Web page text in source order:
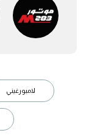
لامبورغيني